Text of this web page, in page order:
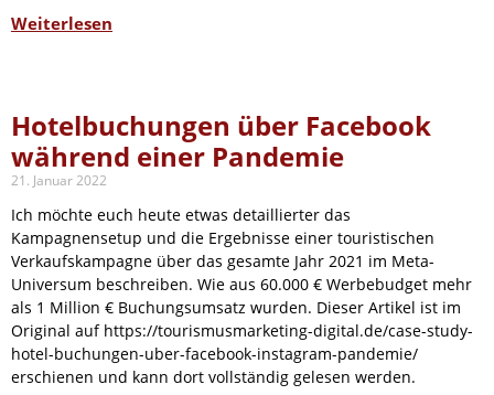
Weiterlesen
Hotelbuchungen über Facebook
während einer Pandemie
21. Januar 2022
Ich möchte euch heute etwas detaillierter das
Kampagnensetup und die Ergebnisse einer touristischen
Verkaufskampagne über das gesamte Jahr 2021 im Meta-
Universum beschreiben. Wie aus 60.000 € Werbebudget mehr
als 1 Million € Buchungsumsatz wurden. Dieser Artikel ist im
Original auf https://tourismusmarketing-digital.de/case-study-
hotel-buchungen-uber-facebook-instagram-pandemie/
erschienen und kann dort vollständig gelesen werden.